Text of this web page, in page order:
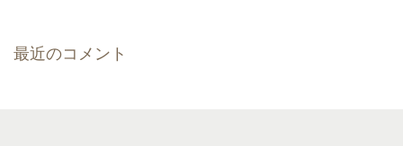
最近のコメント